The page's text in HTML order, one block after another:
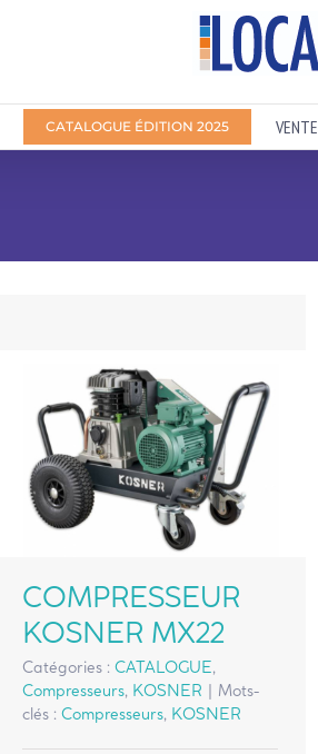
CATALOGUE ÉDITION 2025 VENTE
COMPRESSEUR
KOSNER MX22
Catégories :CATALOGUE,
Compresseurs, KOSNER | Mots-
clés :Compresseurs, KOSNER